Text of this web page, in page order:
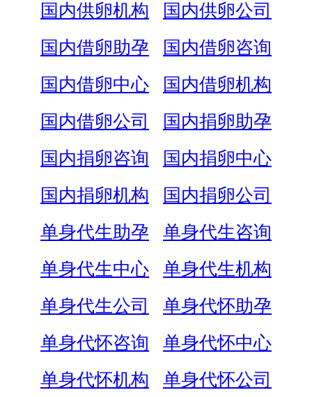
国内供卵机构
国内供卵公司
国内借卵助孕
国内借卵咨询
国内借卵中心
国内借卵机构
国内借卵公司
国内捐卵助孕
国内捐卵咨询
国内捐卵中心
国内捐卵机构
国内捐卵公司
单身代生助孕
单身代生咨询
单身代生中心
单身代生机构
单身代生公司
单身代怀助孕
单身代怀咨询
单身代怀中心
单身代怀机构
单身代怀公司